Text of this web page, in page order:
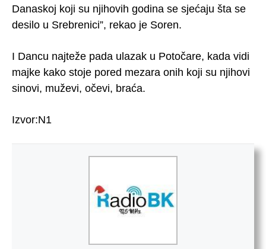
Danaskoj koji su njihovih godina se sjećaju šta se
desilo u Srebrenici”, rekao je Soren.
I Dancu najteže pada ulazak u Potočare, kada vidi
majke kako stoje pored mezara onih koji su njihovi
sinovi, muževi, očevi, braća.
Izvor:N1